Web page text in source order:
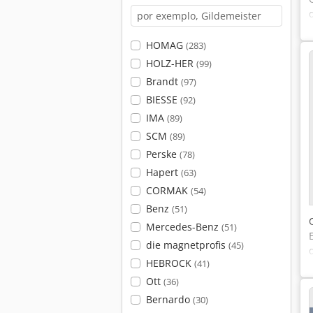
HOMAG (283)
HOLZ-HER (99)
Brandt (97)
BIESSE (92)
IMA (89)
SCM (89)
Perske (78)
Hapert (63)
CORMAK (54)
Benz (51)
Mercedes-Benz (51)
die magnetprofis (45)
HEBROCK (41)
Ott (36)
Bernardo (30)